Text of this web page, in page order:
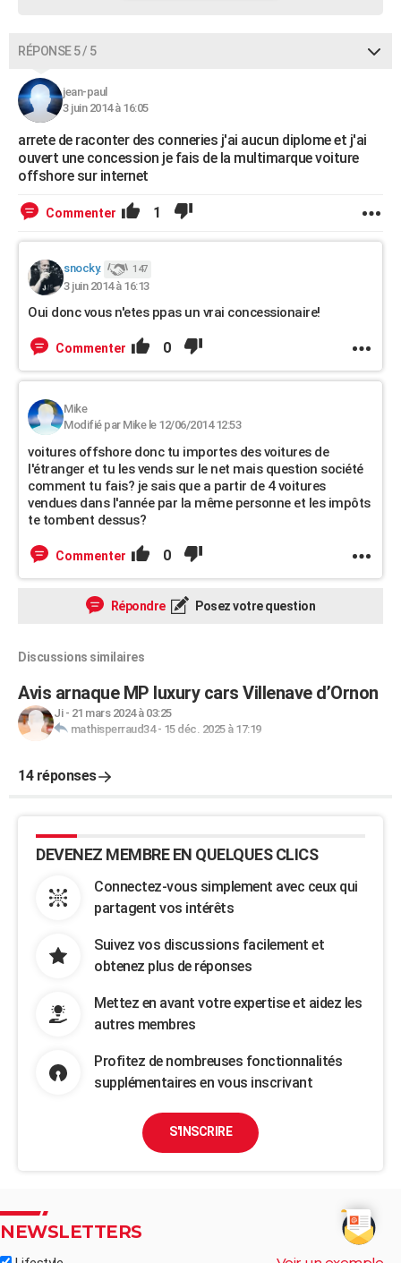
RÉPONSE 5 / 5
jean-paul
3 juin 2014 à 16:05
arrete de raconter des conneries j'ai aucun diplome et j'ai
ouvert une concession je fais de la multimarque voiture
offshore sur internet
Commenter 1
snocky. 147
3 juin 2014 à 16:13
Oui donc vous n'etes ppas un vrai concessionaire!
Commenter 0
Mike
Modifié par Mike le 12/06/2014 12:53
voitures offshore donc tu importes des voitures de
l'étranger et tu les vends sur le net mais question société
comment tu fais? je sais que a partir de 4 voitures
vendues dans l'année par la même personne et les impôts
te tombent dessus?
Commenter 0
Répondre Posez votre question
Discussions similaires
Avis arnaque MP luxury cars Villenave d’Ornon
Ji- 21 mars 2024 à 03:25
mathisperraud34- 15 déc. 2025 à 17:19
14 réponses
DEVENEZ MEMBRE EN QUELQUES CLICS
Connectez-vous simplement avec ceux qui
partagent vos intérêts
Suivez vos discussions facilement et
obtenez plus de réponses
Mettez en avant votre expertise et aidez les
autres membres
Profitez de nombreuses fonctionnalités
supplémentaires en vous inscrivant
S'INSCRIRE
NEWSLETTERS